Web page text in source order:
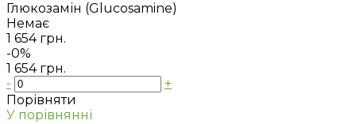
Глюкозамін (Glucosamine)
Немає
1 654 грн.
-0%
1 654 грн.
-
+
Порівняти
У порівнянні